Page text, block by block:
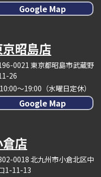
Google Map
昭島店
0021 東京都昭島市武蔵野
26
10:00～19:00（水曜日定休）
Google Map
店
0018 北九州市小倉北区中
1-11-13